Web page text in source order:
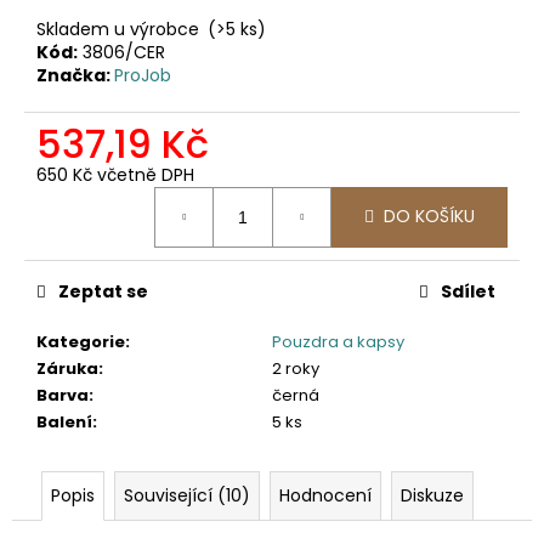
Skladem u výrobce (>5 ks)
Kód: 3806/CER
Značka:ProJob
537,19 Kč
650 Kč včetně DPH
DO KOŠÍKU
Kategorie:
Pouzdra a kapsy
Záruka:
2 roky
Barva:
černá
Balení: 5 ks
Zeptat se Sdílet
Popis Související (10) Hodnocení Diskuze
u
e
m
DO
PASU,
ODEPÍNACÍ
NOHAVICE
057,85
Kč